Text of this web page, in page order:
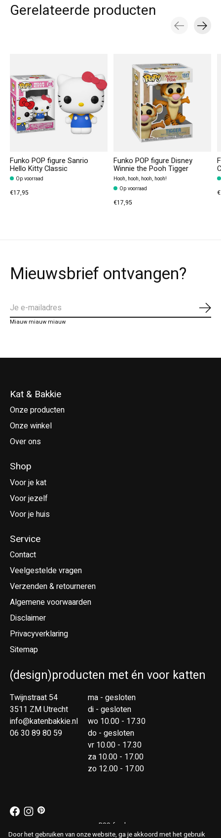
Gerelateerde producten
Funko POP figure Sanrio
Hello Kitty Classic
Op voorraad
€17,95
Funko POP figure Disney
Winnie the Pooh Tigger
Hooh, hooh, hooh, hooh!
Op voorraad
€17,95
Mieuwsbrief ontvangen?
Miauw miauw miauw
Kat & Bakkie
Onze producten
Onze winkel
Over ons
Shop
Voor je kat
Voor jezelf
Voor je huis
Service
Contact
Veelgestelde vragen
Verzenden & retourneren
Algemene voorwaarden
Disclaimer
Privacyverklaring
Sitemap
(design)producten met én voor katten
Twijnstraat 54
3511 ZM Utrecht
info@katenbakkie.nl
06 30 89 80 59
ma - gesloten
di - gesloten
wo 10.00 - 17.30
do - gesloten
vr 10.00 - 17.30
za 10.00 - 17.00
zo 12.00 - 17.00
RSS-feed
Door het gebruiken van onze website, ga je akkoord met het gebruik